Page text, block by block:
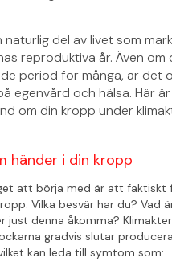
naturlig del av livet som
reproduktiva år. Även om
period för många, är det
egenvård och hälsa. Här
om din kropp under
händer i din kropp
att börja med är att faktiskt
Vilka besvär har du? Vad
just denna åkomma?
gradvis slutar
kan leda till symtom som: